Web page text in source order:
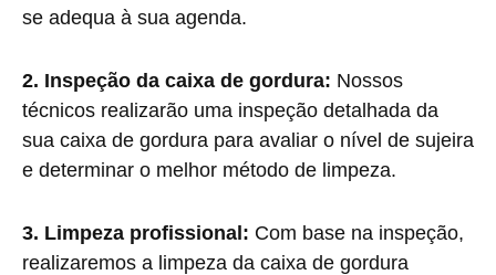
se adequa à sua agenda.
2. Inspeção da caixa de gordura: Nossos
técnicos realizarão uma inspeção detalhada da
sua caixa de gordura para avaliar o nível de sujeira
e determinar o melhor método de limpeza.
3. Limpeza profissional: Com base na inspeção,
realizaremos a limpeza da caixa de gordura